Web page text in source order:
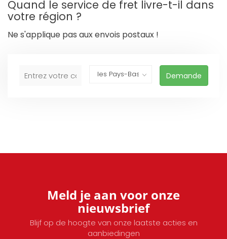
Quand le service de fret livre-t-il dans
votre région ?
Ne s'applique pas aux envois postaux !
Demande
Meld je aan voor onze
nieuwsbrief
Blijf op de hoogte van onze laatste acties en
aanbiedingen